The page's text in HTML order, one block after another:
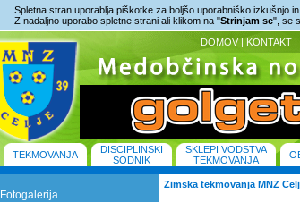
Spletna stran uporablja piškotke za boljšo uporabniško izkušnjo
Z nadaljno uporabo spletne strani ali klikom na "Strinjam se", se
DOMOV | KONTAKT |
TEKMOVANJA
DISCIPLINSKI
SODNIK
SKLEPI VODSTVA
TEKMOVANJA
Fotogalerija
Zimska tekmovanja MNZ